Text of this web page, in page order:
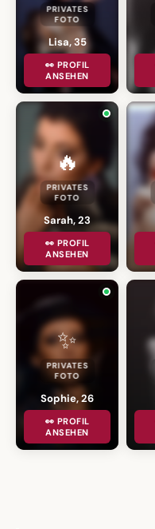
PRIVATES
FOTO
Lisa, 35
👀 PROFIL
ANSEHEN
🔥
PRIVATES
FOTO
Sarah, 23
👀 PROFIL
ANSEHEN
✨
PRIVATES
FOTO
Sophie, 26
👀 PROFIL
ANSEHEN